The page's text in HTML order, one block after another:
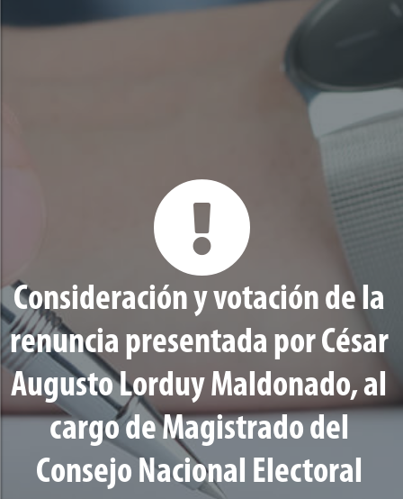
Consideración y votación de la
renuncia presentada por César
Augusto Lorduy Maldonado, al
cargo de Magistrado del
Consejo Nacional Electoral